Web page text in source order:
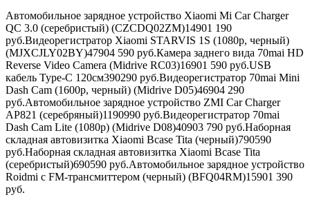
Автомобильное зарядное устройство Xiaomi Mi Car Charger
QC 3.0 (серебристый) (CZCDQ02ZM)14901 190
руб.Видеорегистратор Xiaomi STARVIS 1S (1080p, черный)
(MJXCJLY02BY)47904 590 руб.Камера заднего вида 70mai HD
Reverse Video Camera (Midrive RC03)16901 590 руб.USB
кабель Type-C 120см390290 руб.Видеорегистратор 70mai Mini
Dash Cam (1600p, черный) (Midrive D05)46904 290
руб.Автомобильное зарядное устройство ZMI Car Charger
AP821 (серебряный)1190990 руб.Видеорегистратор 70mai
Dash Cam Lite (1080p) (Midrive D08)40903 790 руб.Наборная
складная автовизитка Xiaomi Bcase Tita (черный)790590
руб.Наборная складная автовизитка Xiaomi Bcase Tita
(серебристый)690590 руб.Автомобильное зарядное устройство
Roidmi с FM-трансмиттером (черный) (BFQ04RM)15901 390
руб.